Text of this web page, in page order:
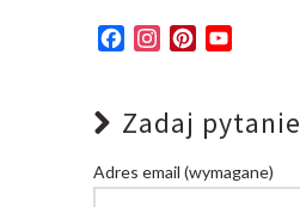
FacebookInstagramPinterest
Zadaj pytanie
Adres email (wymagane)